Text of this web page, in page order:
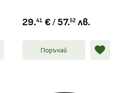
29.41 € / 57.52 лв.
Поръчай